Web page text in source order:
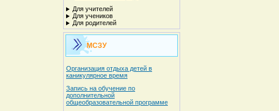
Для учителей
Для учеников
Для родителей
МСЗУ
Организация отдыха детей в
каникулярное время
Запись на обучение по
дополнительной
общеобразовательной программе